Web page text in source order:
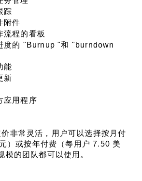
踪
附件
流程的看板
度的 "Burnup "和 "burndown
能
新
应用程序
非常灵活，用户可以选择按月付
）或按年付费（每用户 7.50 美
模的团队都可以使用。